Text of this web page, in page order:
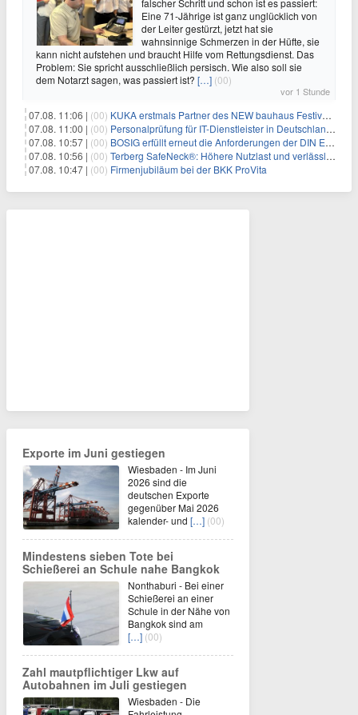
falscher Schritt und schon ist es passiert:
Eine 71-Jährige ist ganz unglücklich von
der Leiter gestürzt, jetzt hat sie
wahnsinnige Schmerzen in der Hüfte, sie
kann nicht aufstehen und braucht Hilfe vom Rettungsdienst. Das
Problem: Sie spricht ausschließlich persisch. Wie also soll sie
dem Notarzt sagen, was passiert ist? […] (00)
vor 1 Stunde
07.08. 11:06 | (00) KUKA erstmals Partner des NEW bauhaus Festivals 2026 in Weimar
07.08. 11:00 | (00) Personalprüfung für IT-Dienstleister in Deutschland: Was öffentliche Auftraggeber jetzt voraussetzen
07.08. 10:57 | (00) BOSIG erfüllt erneut die Anforderungen der DIN EN ISO 45001
07.08. 10:56 | (00) Terberg SafeNeck®: Höhere Nutzlast und verlässliche Fahrstabilität auf steilen Rampen
07.08. 10:47 | (00) Firmenjubiläum bei der BKK ProVita
Exporte im Juni gestiegen
Wiesbaden - Im Juni
2026 sind die
deutschen Exporte
gegenüber Mai 2026
kalender- und […] (00)
Mindestens sieben Tote bei
Schießerei an Schule nahe Bangkok
Nonthaburi - Bei einer
Schießerei an einer
Schule in der Nähe von
Bangkok sind am
[…] (00)
Zahl mautpflichtiger Lkw auf
Autobahnen im Juli gestiegen
Wiesbaden - Die